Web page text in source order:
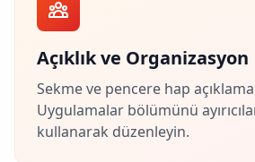
Açıklık ve Organizasyon
Sekme ve pencere hap
Uygulamalar bölümünü
kullanarak düzenleyin.